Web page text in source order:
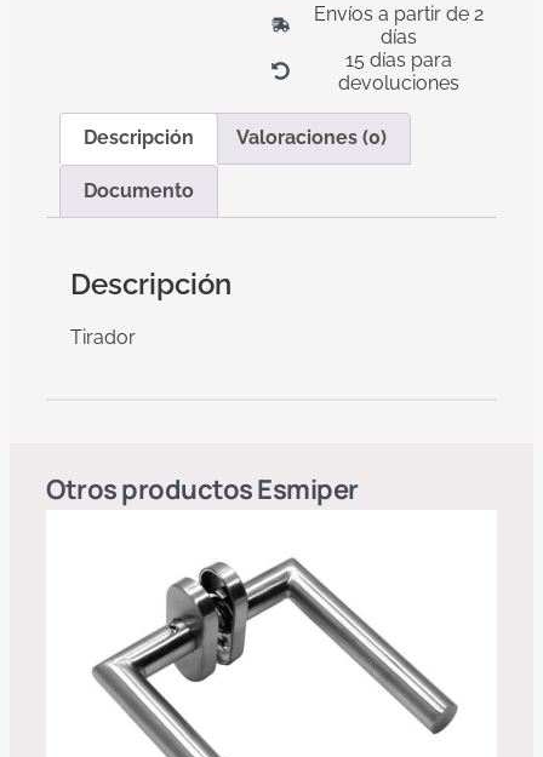
Envíos a partir de 2
días
15 días para
devoluciones
Descripción Valoraciones (0)
Documento
Descripción
Tirador
Otros productosEsmiper